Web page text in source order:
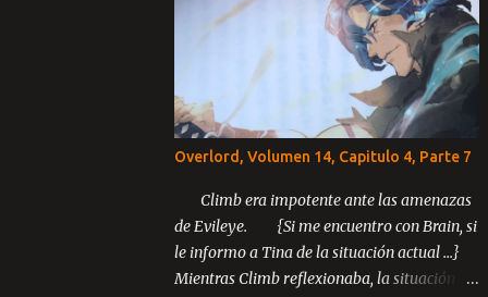
Capítulo 3: El último rey Parte 1 Parte 2
Parte 3 ...
Overlord, Volumen 14, Capitulo 4, Parte 7
Climb era impotente ante las amenazas
de Evileye. {Si me encuentro con Brain, si
le informo a Tina de la situación actual ...}
Mientras Climb reflexionaba, la situación